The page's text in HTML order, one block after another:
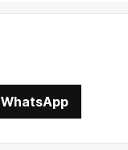
WhatsApp